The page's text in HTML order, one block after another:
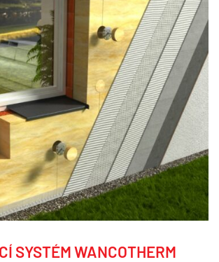
SYSTÉM WANCOTHERM